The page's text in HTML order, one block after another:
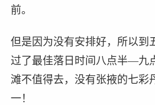
前。
但是因为没有安排好，所以到
过了最佳落日时间八点半—九
滩不值得去，没有张掖的七彩
一！